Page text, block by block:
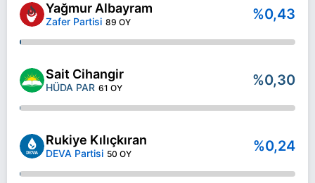
Yağmur Albayram
Zafer Partisi 89 OY %0,43
Sait Cihangir
HÜDA PAR 61 OY %0,30
Rukiye Kılıçkıran
DEVA Partisi 50 OY %0,24